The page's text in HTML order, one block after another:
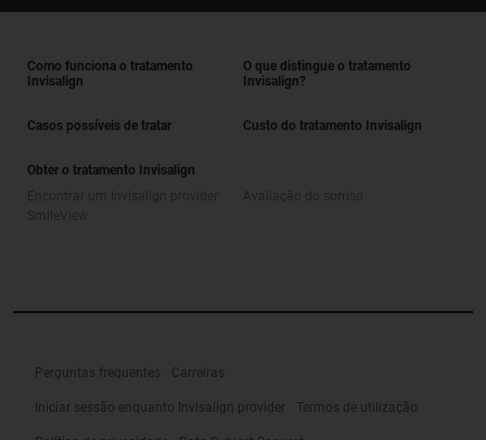
Como funciona o tratamento
Invisalign
O que distingue o tratamento
Invisalign?
Casos possíveis de tratar Custo do tratamento Invisalign
Obter o tratamento Invisalign
Perguntas frequentes Carreiras
Iniciar sessão enquanto Invisalign provider Termos de utilização